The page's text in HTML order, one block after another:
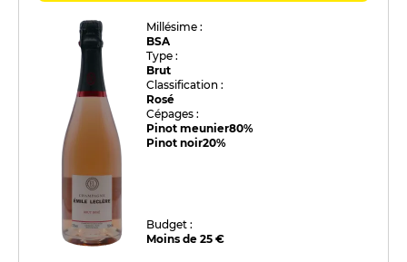
Millésime :
BSA
Type :
Brut
Classification :
Rosé
Cépages :
Pinot meunier80%
Pinot noir20%
Budget :
Moins de 25 €